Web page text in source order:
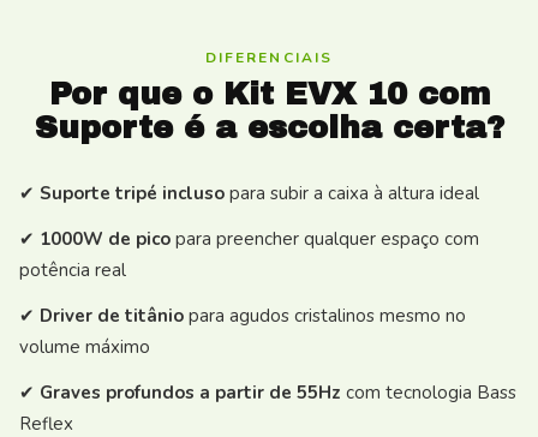
DIFERENCIAIS
Por que o Kit EVX 10 com
Suporte é a escolha certa?
✔ Suporte tripé incluso para subir a caixa à altura ideal
✔ 1000W de pico para preencher qualquer espaço com
potência real
✔ Driver de titânio para agudos cristalinos mesmo no
volume máximo
✔ Graves profundos a partir de 55Hz com tecnologia Bass
Reflex